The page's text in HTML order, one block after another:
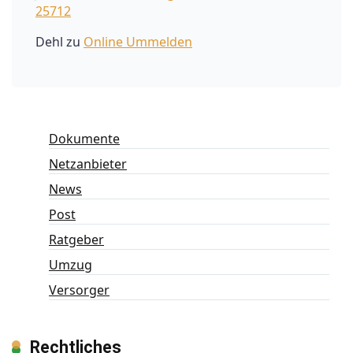
25712
Dehl zu Online Ummelden
Dokumente
Netzanbieter
News
Post
Ratgeber
Umzug
Versorger
Rechtliches